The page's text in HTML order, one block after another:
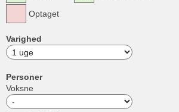
Optaget
Varighed
Personer
Voksne